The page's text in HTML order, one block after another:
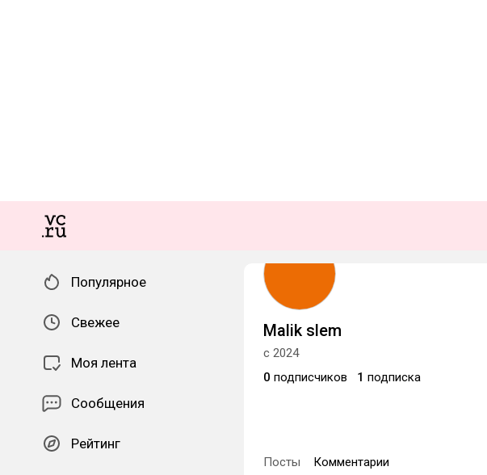
Популярное
Свежее
Моя лента
Сообщения
Рейтинг
Malik slem
с 2024
0 подписчиков 1 подписка
Посты Комментарии